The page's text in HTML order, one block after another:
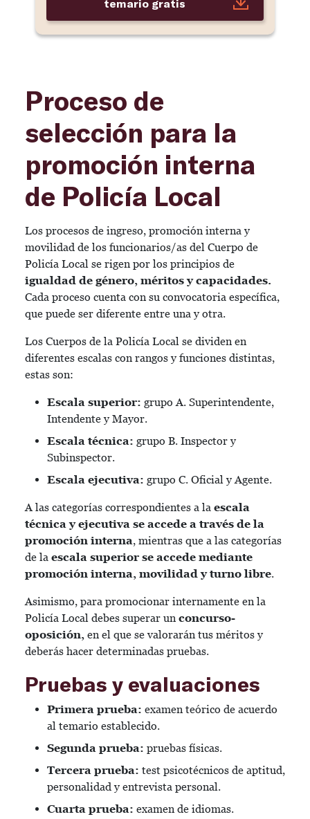
temario gratis
Proceso de
selección para la
promoción interna
de Policía Local
Los procesos de ingreso, promoción interna y
movilidad de los funcionarios/as del Cuerpo de
Policía Local se rigen por los principios de
igualdad de género, méritos y capacidades.
Cada proceso cuenta con su convocatoria específica,
que puede ser diferente entre una y otra.
Los Cuerpos de la Policía Local se dividen en
diferentes escalas con rangos y funciones distintas,
estas son:
Escala superior: grupo A. Superintendente,
Intendente y Mayor.
Escala técnica: grupo B. Inspector y
Subinspector.
Escala ejecutiva: grupo C. Oficial y Agente.
A las categorías correspondientes a la escala
técnica y ejecutiva se accede a través de la
promoción interna, mientras que a las categorías
de la escala superior se accede mediante
promoción interna, movilidad y turno libre.
Asimismo, para promocionar internamente en la
Policía Local debes superar un concurso-
oposición, en el que se valorarán tus méritos y
deberás hacer determinadas pruebas.
Pruebas y evaluaciones
Primera prueba: examen teórico de acuerdo
al temario establecido.
Segunda prueba: pruebas físicas.
Tercera prueba: test psicotécnicos de aptitud,
personalidad y entrevista personal.
Cuarta prueba: examen de idiomas.